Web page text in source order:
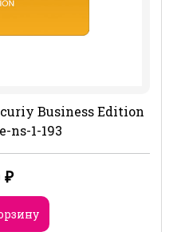
Business Edition
ns-1-193
₽